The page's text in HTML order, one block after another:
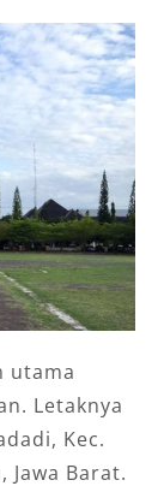
utama
Letaknya
Kec.
Barat.